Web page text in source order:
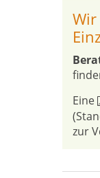
Eine
zur